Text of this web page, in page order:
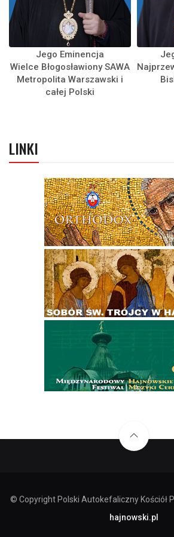
Jego Eminencja
Wielce Błogosławiony SAWA
Metropolita Warszawski i
całej Polski
LINKI
© Copyright Polski Autokefaliczny Kościół
hajnowski.pl